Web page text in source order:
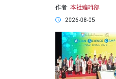
作者: 本社編輯部
2026-08-05